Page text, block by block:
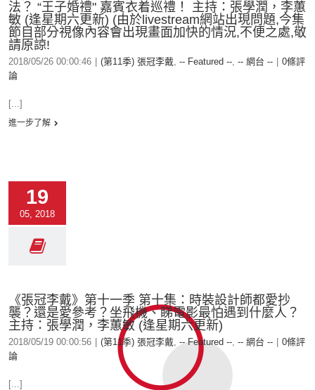
法？ “王子婚禮" 嘉賓衣着巡禮！ 主持：張學潤，李蕙
敏 (逢星期六更新) (由於livestream網站出現問題,今集
節目部分視像內容會出現畫面加快的情況,不便之處,敬
請原諒!
2018/05/26 00:00:46 (第11季) 張冠李戴, -- Featured --, -- 網台 --
0條評
論
[...]
進一步了解
19
05, 2018
《張冠李戴》第十一季 第十集：時裝設計師都愛抄
襲？還是愛參考？坐飛機、睇電影最怕遇到什麼人？
主持：張學潤，李蕙敏 (逢星期六更新)
2018/05/19 00:00:56 (第11季) 張冠李戴, -- Featured --, -- 網台 --
0條評
論
[...]